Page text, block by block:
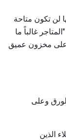
لن تكون متاحة
غالباً ما
على مخزون عميق
وعلى
الذين